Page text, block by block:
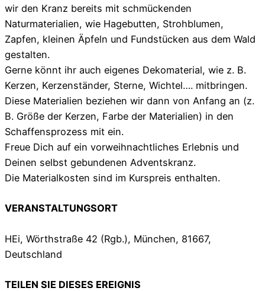
wir den Kranz bereits mit schmückenden
Naturmaterialien, wie Hagebutten, Strohblumen,
Zapfen, kleinen Äpfeln und Fundstücken aus dem Wald
gestalten.
Gerne könnt ihr auch eigenes Dekomaterial, wie z. B.
Kerzen, Kerzenständer, Sterne, Wichtel…. mitbringen.
Diese Materialien beziehen wir dann von Anfang an (z.
B. Größe der Kerzen, Farbe der Materialien) in den
Schaffensprozess mit ein.
Freue Dich auf ein vorweihnachtliches Erlebnis und
Deinen selbst gebundenen Adventskranz.
Die Materialkosten sind im Kurspreis enthalten.
VERANSTALTUNGSORT
HEi, Wörthstraße 42 (Rgb.), München, 81667,
Deutschland
TEILEN SIE DIESES EREIGNIS